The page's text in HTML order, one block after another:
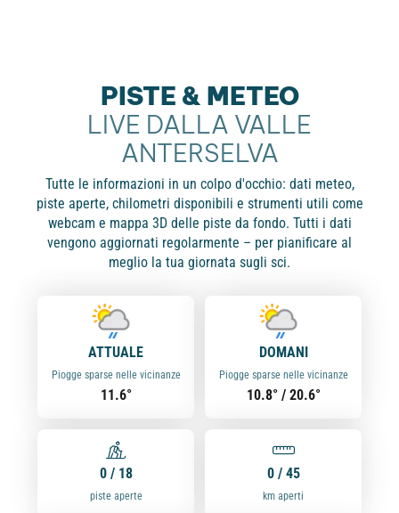
PISTE & METEO
LIVE DALLA VALLE
ANTERSELVA
Tutte le informazioni in un colpo d'occhio: dati meteo,
piste aperte, chilometri disponibili e strumenti utili come
webcam e mappa 3D delle piste da fondo. Tutti i dati
vengono aggiornati regolarmente – per pianificare al
meglio la tua giornata sugli sci.
ATTUALE
Piogge sparse nelle vicinanze
11.6°
DOMANI
Piogge sparse nelle vicinanze
10.8° / 20.6°
0 / 18
piste aperte
0 / 45
km aperti